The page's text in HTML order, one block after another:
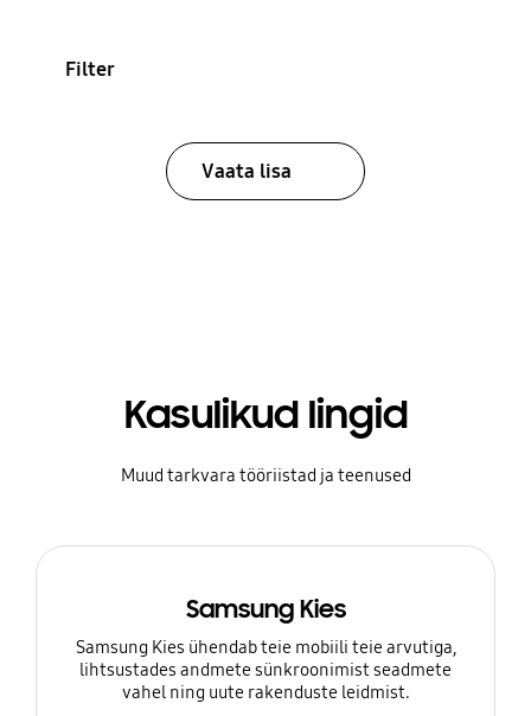
Filter
Vaata lisa
Kasulikud lingid
Muud tarkvara tööriistad ja teenused
Samsung Kies
Samsung Kies ühendab teie mobiili teie arvutiga,
lihtsustades andmete sünkroonimist seadmete
vahel ning uute rakenduste leidmist.